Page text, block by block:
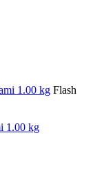
Flash
1.00 kg